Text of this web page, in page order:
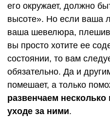
его окружает, должно
высоте». Но если ваша
ваша шевелюра,
вы просто хотите ее
состоянии, то вам
обязательно. Да и
помешает, а только
развенчаем
уходе за ними.